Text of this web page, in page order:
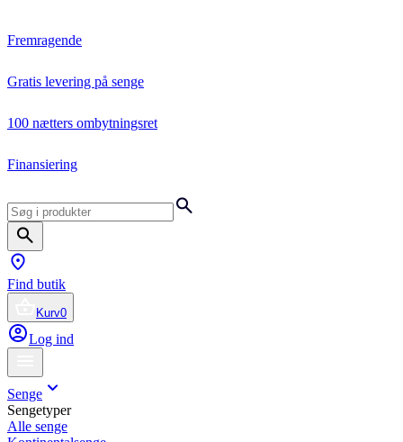
Fremragende
Gratis levering på senge
100 nætters ombytningsret
Finansiering
Find butik
Kurv0
Log ind
Senge
Sengetyper
Alle senge